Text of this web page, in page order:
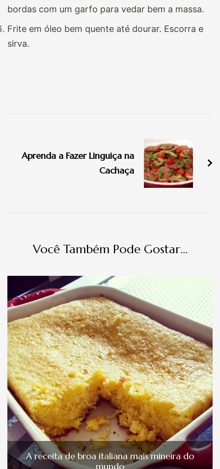
bordas com um garfo para vedar bem a massa.
Frite em óleo bem quente até dourar. Escorra e
sirva.
post
Aprenda a Fazer Linguiça na
Cachaça
Você Também Pode Gostar...
A receita de broa italiana mais mineira do
mundo